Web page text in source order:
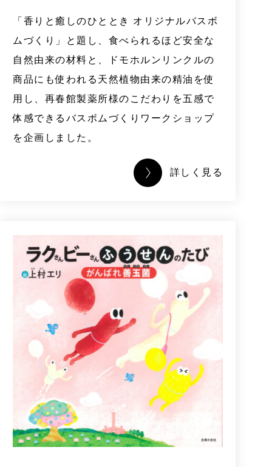
「香りと癒しのひととき オリジナルバスボ
ムづくり」と題し、食べられるほど安全な
自然由来の材料と、ドモホルンリンクルの
商品にも使われる天然植物由来の精油を使
用し、再春館製薬所様のこだわりを五感で
体感できるバスボムづくりワークショップ
を企画しました。
詳しく見る